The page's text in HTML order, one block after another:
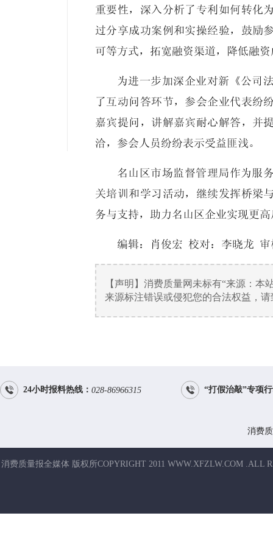
重要性，深入分析了专利如何转化
过分享成功案例和实操经验，鼓励
可等方式，拓宽融资渠道，降低融
为进一步加深企业对新《公司
了互动问答环节，参会企业代表纷
嘉宾提问，讲解嘉宾耐心解答，并
洽，参会人员纷纷表示受益匪浅。
名山区市场监督管理局作为服
关培训和学习活动，继续发挥桥梁
务与支持，助力名山区企业实现更
编辑：肖俊宏 校对：李晓龙 审
【声明】消费质量网未标有“来源：
来源标注错误或侵犯您的合法权益，
 24小时报料热线： 028-86966315  “打假治敲”专项
消费
消费质量报全媒体 版权所COPYRIGHT 2011 WWW.XFZLW.COM .ALL